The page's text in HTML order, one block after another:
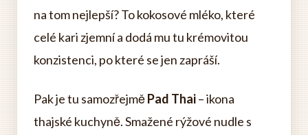
na tom nejlepší? To kokosové mléko, které
celé kari zjemní a dodá mu tu krémovitou
konzistenci, po které se jen zapráší.
Pak je tu samozřejměPad Thai– ikona
thajské kuchyně. Smažené rýžové nudle s